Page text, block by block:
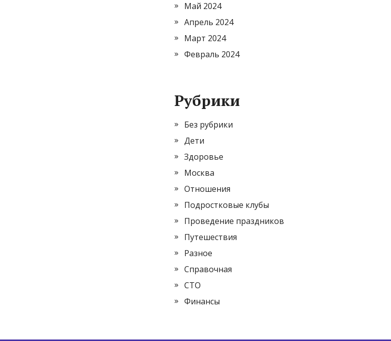
Май 2024
Апрель 2024
Март 2024
Февраль 2024
Рубрики
Без рубрики
Дети
Здоровье
Москва
Отношения
Подростковые клубы
Проведение праздников
Путешествия
Разное
Справочная
СТО
Финансы